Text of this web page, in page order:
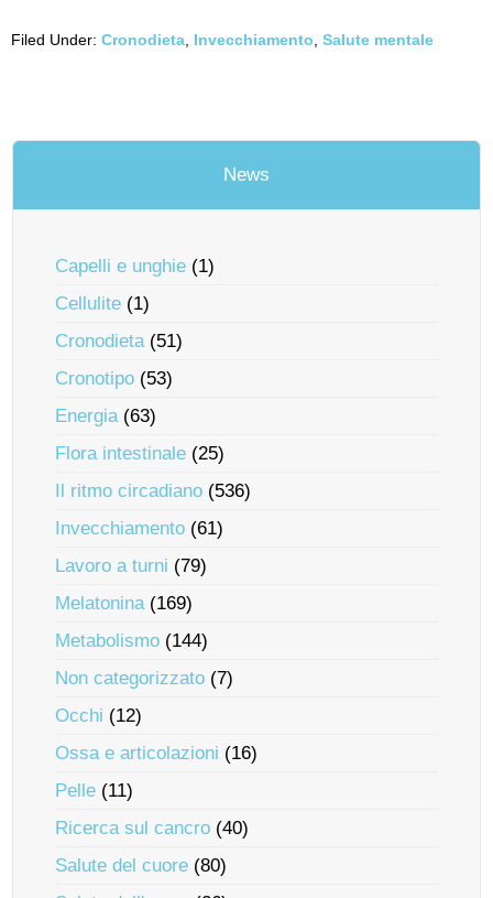
Filed Under: Cronodieta Invecchiamento Salute mentale
News
Capelli e unghie (1)
Cellulite (1)
Cronodieta(51)
Cronotipo (53)
Energia(63)
Flora intestinale (25)
Il ritmo circadiano (536)
Invecchiamento (61)
Lavoro a turni (79)
Melatonina(169)
Metabolismo (144)
Non categorizzato (7)
Occhi (12)
Ossa e articolazioni (16)
Pelle (11)
Ricerca sul cancro (40)
Salute del cuore (80)